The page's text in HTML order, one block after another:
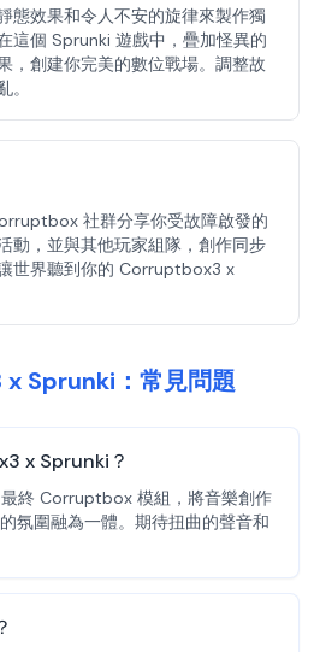
態效果和令人不安的旋律來製作獨
這個 Sprunki 遊戲中，疊加怪異的
，創建你完美的數位戰場。調整故
。
社群分享你受故障啟發的
動，並與其他玩家組隊，創作同步
世界聽到你的 Corruptbox3 x
Sprunki：常見問題
x Sprunki？
終 Corruptbox 模組，將音樂創作
氛圍融為一體。期待扭曲的聲音和